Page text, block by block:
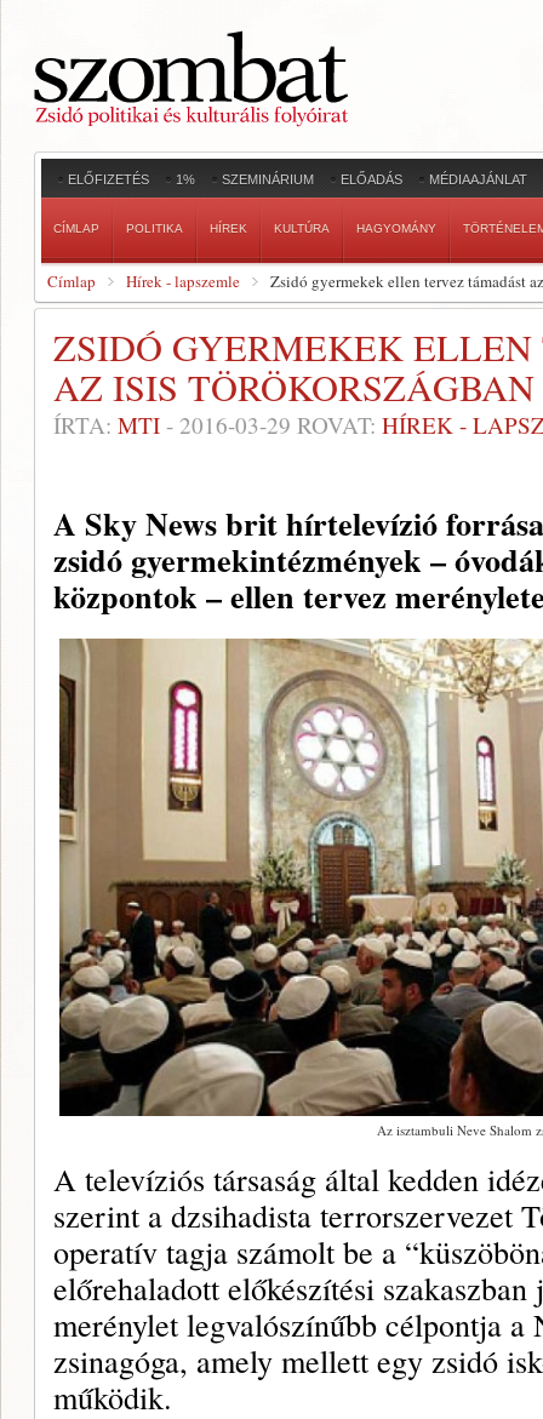
ELŐFIZETÉS 1% SZEMINÁRIUM ELŐADÁS MÉDIAAJÁNLAT
CÍMLAP POLITIKA HÍREK KULTÚRA HAGYOMÁNY
Címlap Hírek - lapszemle Zsidó gyermekek ellen tervez támadást
ZSIDÓ GYERMEKEK
AZ ISIS TÖRÖKORSZÁGBAN
ÍRTA: MTI - 2016-03-29 ROVAT: HÍREK -
A Sky News brit hírtelevízió
zsidó gyermekintézmények –
központok – ellen tervez
Az isztambuli Neve Shalom
A televíziós társaság által kedden
szerint a dzsihadista terrorszervezet
operatív tagja számolt be a
előrehaladott előkészítési
merénylet legvalószínűbb célpontja a
zsinagóga, amely mellett egy zsidó
működik.